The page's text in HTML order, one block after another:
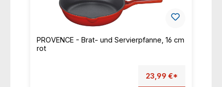
PROVENCE - Brat- und Servierpfanne, 16 cm
rot
23,99 €*